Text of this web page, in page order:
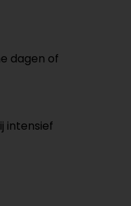
dagen of
intensief